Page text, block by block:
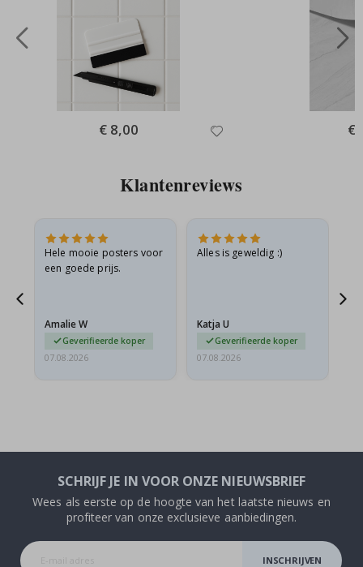
Special
Price
€ 8,00 €
Klantenreviews
Hele mooie posters voor
een goede prijs.
Amalie W
Geverifieerde koper
07.08.2026
Alles is geweldig :)
Katja U
Geverifieerde koper
07.08.2026
SCHRIJF JE IN VOOR ONZE NIEUWSBRIEF
Wees als eerste op de hoogte van het laatste nieuws en
profiteer van onze exclusieve aanbiedingen.
INSCHRIJVEN